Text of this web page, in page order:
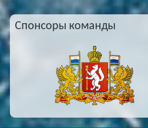
Спонсоры команды